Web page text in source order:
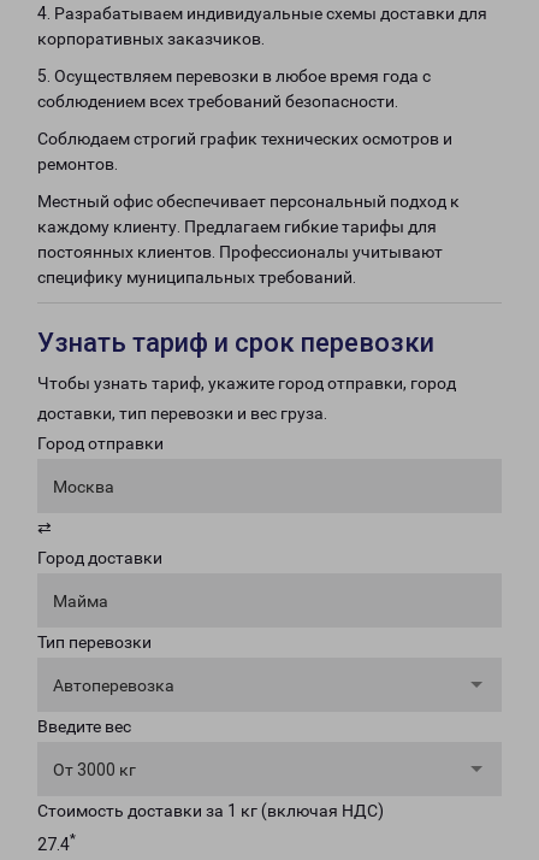
4. Разрабатываем индивидуальные схемы доставки для
корпоративных заказчиков.
5. Осуществляем перевозки в любое время года с
соблюдением всех требований безопасности.
Соблюдаем строгий график технических осмотров и
ремонтов.
Местный офис обеспечивает персональный подход к
каждому клиенту. Предлагаем гибкие тарифы для
постоянных клиентов. Профессионалы учитывают
специфику муниципальных требований.
Узнать тариф и срок перевозки
Чтобы узнать тариф, укажите город отправки, город
доставки, тип перевозки и вес груза.
Город отправки
Москва
⇄
Город доставки
Майма
Тип перевозки
Автоперевозка
Введите вес
От 3000 кг
Стоимость доставки за 1 кг (включая НДС)
27.4*